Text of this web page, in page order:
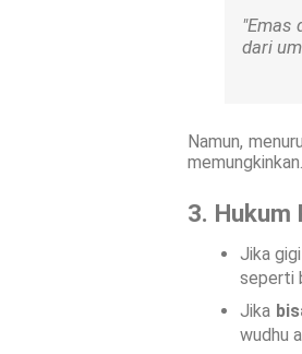
"Emas
dari
Namun,
memungkinkan.
3. Hukum
Jika
seperti
Jika
wudhu